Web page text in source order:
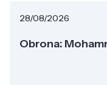
28/08/2026
Obrona: